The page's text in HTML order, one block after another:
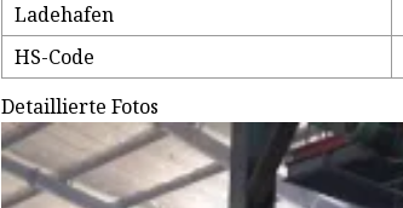
Ladehafen
HS-Code
Detaillierte Fotos